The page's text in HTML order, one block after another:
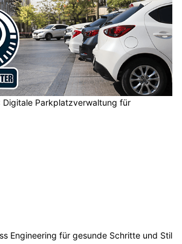
Digitale Parkplatzverwaltung für
Engineering für gesunde Schritte und Stil